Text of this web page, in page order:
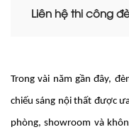
Liên hệ thi công
Trong vài năm gần đây,
chiếu sáng nội thất được
phòng, showroom và